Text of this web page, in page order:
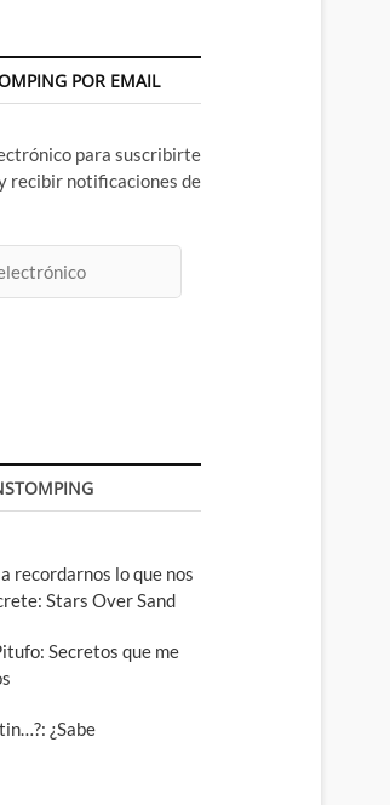
POR EMAIL
para suscribirte
recibir notificaciones de
recordarnos lo que nos
Stars Over Sand
Secretos que me
¿Sabe